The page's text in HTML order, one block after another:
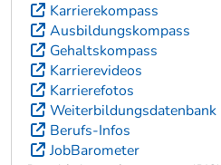
Karrierekompass
Ausbildungskompass
Gehaltskompass
Karrierevideos
Karrierefotos
Weiterbildungsdatenbank
Berufs-Infos
JobBarometer